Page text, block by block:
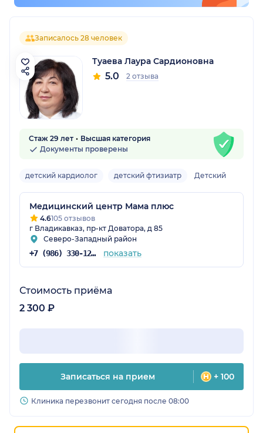
Записалось 28 человек
Туаева Лаура Сардионовна
5.0 2 отзыва
Стаж 29 лет
Высшая категория
Документы проверены
детский кардиолог детский фтизиатр Детский
Медицинский центр Мама плюс
4.6105 отзывов
г Владикавказ, пр-кт Доватора, д 85
Северо-Западный район
+7 (986) 330-12-79 показать
Стоимость приёма
2 300 ₽
Записаться на прием + 100
Клиника перезвонит сегодня после 08:00